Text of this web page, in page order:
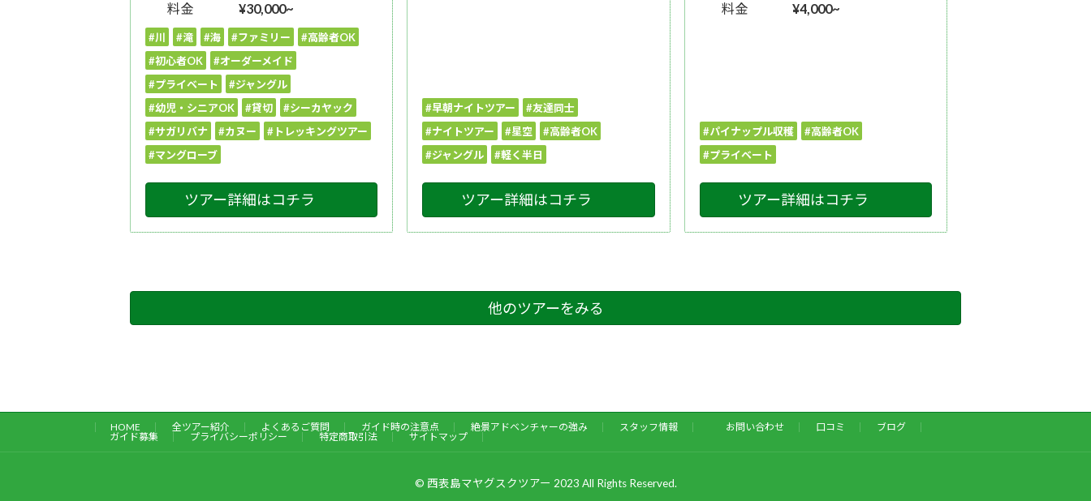
料金 ¥30,000~
#川 #滝 #海 #ファミリー
#高齢者OK
#初心者OK
#オーダーメイド
#プライベート
#ジャングル
#幼児・シニアOK
#貸切
#シーカヤック
#サガリバナ
#カヌー
#トレッキングツアー
#マングローブ
ツアー詳細はコチラ
#早朝ナイトツアー
#友達同士
#ナイトツアー
#星空
#高齢者OK
#ジャングル
#軽く半日
ツアー詳細はコチラ
料金 ¥4,000~
#パイナップル収穫
#高齢者OK
#プライベート
ツアー詳細はコチラ
他のツアーをみる
HOME 全ツアー紹介 よくあるご質問 ガイド時の注意点 絶景アドベンチャーの強み スタッフ情報 お問い合わせ 口コミ
ブログ
ガイド募集
プライバシーポリシー 特定商取引法 サイトマップ
© 西表島マヤグスクツアー 2023 All Rights Reserved.